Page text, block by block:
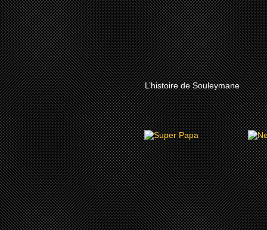
MÀS
L’histoire de Souleymane
2024
SUPERPAPá